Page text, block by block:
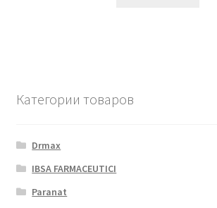
Категории товаров
Drmax
IBSA FARMACEUTICI
Paranat